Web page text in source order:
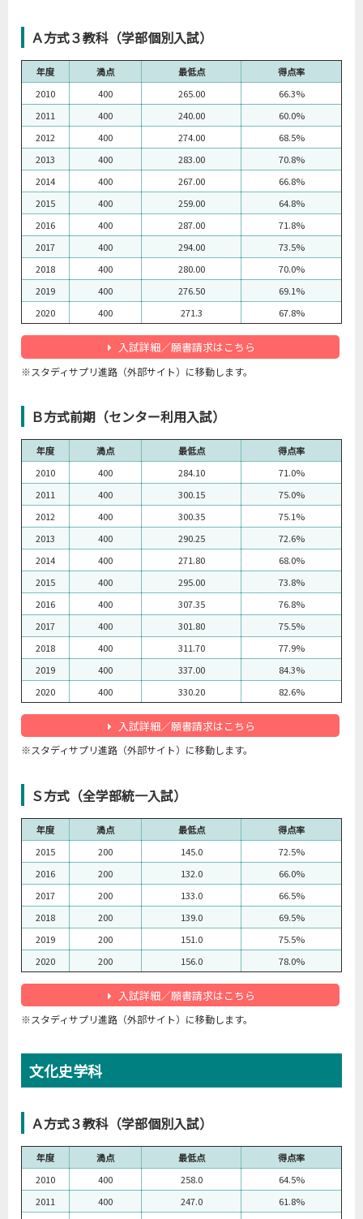
Ａ方式３教科（学部個別入試）
年度 満点 最低点
得点率
2010
400 265.00
66.3%
2011
400 240.00
60.0%
2012
400 274.00
68.5%
2013
400 283.00
70.8%
2014
400 267.00
66.8%
2015
400 259.00
64.8%
2016
400 287.00
71.8%
2017
400 294.00
73.5%
2018
400 280.00
70.0%
2019
400 276.50
69.1%
2020
400 271.3 67.8%
入試詳細／願書請求はこちら
※スタディサプリ進路（外部サイト）に移動します。
Ｂ方式前期（センター利用入試）
年度 満点 最低点
得点率
2010
400 284.10
71.0%
2011
400 300.15
75.0%
2012
400 300.35
75.1%
2013
400 290.25
72.6%
2014
400 271.80
68.0%
2015
400 295.00
73.8%
2016
400 307.35
76.8%
2017
400 301.80
75.5%
2018
400 311.70
77.9%
2019
400 337.00
84.3%
2020
400 330.20 82.6%
入試詳細／願書請求はこちら
※スタディサプリ進路（外部サイト）に移動します。
Ｓ方式（全学部統一入試）
年度 満点 最低点
得点率
2015
200 145.0
72.5%
2016
200 132.0
66.0%
2017
200 133.0
66.5%
2018
200 139.0
69.5%
2019
200 151.0
75.5%
2020
200 156.0 78.0%
入試詳細／願書請求はこちら
※スタディサプリ進路（外部サイト）に移動します。
文化史学科
Ａ方式３教科（学部個別入試）
年度 満点 最低点
得点率
2010
400 258.0
64.5%
2011
400 247.0
61.8%